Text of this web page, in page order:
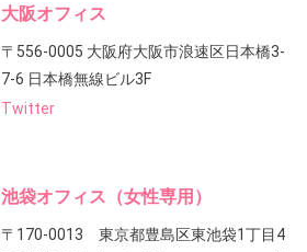
大阪オフィス
〒556-0005 大阪府大阪市浪速区日本橋3-
7-6 日本橋無線ビル3F
Twitter
池袋オフィス（女性専用）
〒170-0013 東京都豊島区東池袋1丁目4